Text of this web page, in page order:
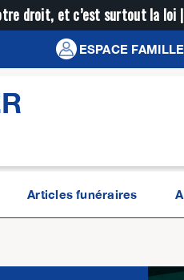
droit, et c’est surtout la loi |
ESPACE FAMILLE
Articles funéraires